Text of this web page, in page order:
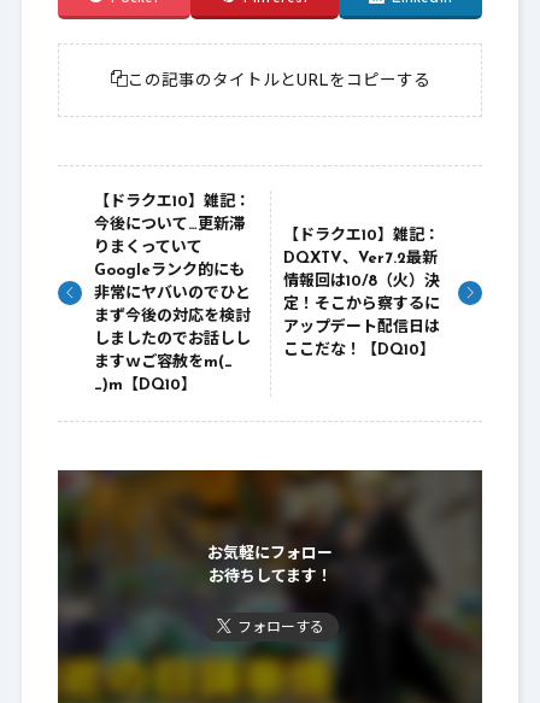
この記事のタイトルとURLをコピーする
【ドラクエ10】雑記：
今後について…更新滞
りまくっていて
Googleランク的にも
非常にヤバいのでひと
まず今後の対応を検討
しましたのでお話しし
ますｗご容赦をm(_
_)m【DQ10】
【ドラクエ10】雑記：
DQXTV、Ver7.2最新
情報回は10/8（火）決
定！そこから察するに
アップデート配信日は
ここだな！【DQ10】
お気軽にフォロー
お待ちしてます！
フォローする